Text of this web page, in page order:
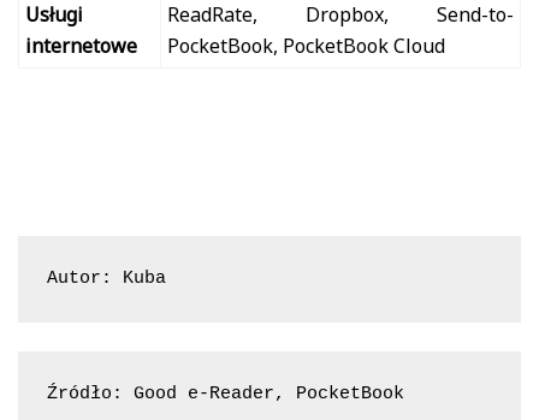
Usługi
internetowe
ReadRate, Dropbox, Send-to-
PocketBook, PocketBook Cloud
Autor: Kuba
Źródło: Good e-Reader, PocketBook